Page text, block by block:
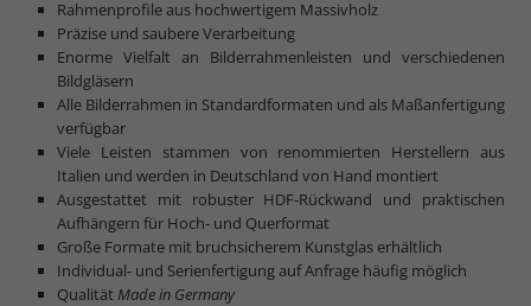
Rahmenprofile aus hochwertigem Massivholz
Präzise und saubere Verarbeitung
Enorme Vielfalt an Bilderrahmenleisten und verschiedenen
Bildgläsern
Alle Bilderrahmen in Standardformaten und als Maßanfertigung
verfügbar
Viele Leisten stammen von renommierten Herstellern aus
Italien und werden in Deutschland von Hand montiert
Ausgestattet mit robuster HDF-Rückwand und praktischen
Aufhängern für Hoch- und Querformat
Große Formate mit bruchsicherem Kunstglas erhältlich
Individual- und Serienfertigung auf Anfrage häufig möglich
Qualität Made in Germany